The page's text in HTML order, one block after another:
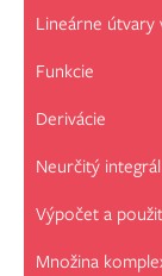
Lineárne
Funkcie
Derivácie
Neurčitý integrál
Výpočet a
Množina